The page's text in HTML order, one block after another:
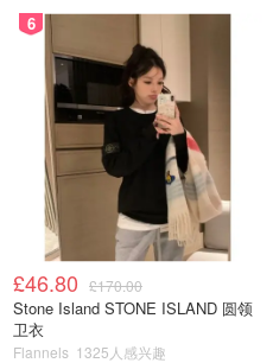
6
£46.80 £170.00
Stone Island STONE ISLAND 圆领
卫衣
Flannels 1325人感兴趣